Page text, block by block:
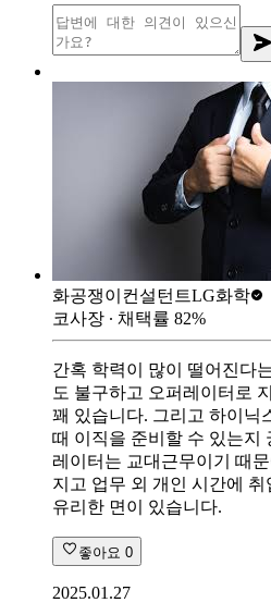
화공쟁이컨설턴트LG화학
코사장 ∙ 채택률 82%
간혹 학력이 많이 떨어진다
도 불구하고 오퍼레이터로
꽤 있습니다. 그리고 하이닉
때 이직을 준비할 수 있는지
레이터는 교대근무이기 때
지고 업무 외 개인 시간에
유리한 면이 있습니다.
좋아요 0
2025.01.27